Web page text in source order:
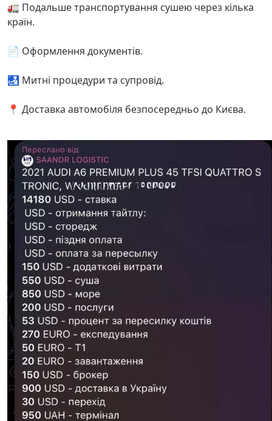
🚛 Подальше транспортування сушею через кілька
країн.
📄 Оформлення документів.
🛃 Митні процедури та супровід.
📍 Доставка автомобіля безпосередньо до Києва.